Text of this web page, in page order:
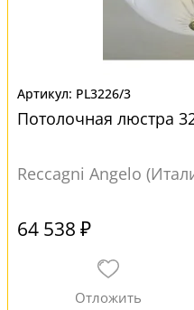
PL3226/3
Потолочная люстра
Reccagni Angelo
64 538 ₽